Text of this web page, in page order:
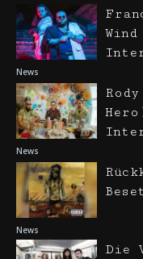
News
News
News
Die